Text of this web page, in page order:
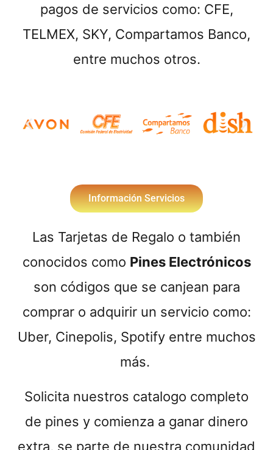
pagos de servicios como: CFE,
TELMEX, SKY, Compartamos Banco,
entre muchos otros.
Información Servicios
Las Tarjetas de Regalo o también
conocidos como Pines Electrónicos
son códigos que se canjean para
comprar o adquirir un servicio como:
Uber, Cinepolis, Spotify entre muchos
más.
Solicita nuestros catalogo completo
de pines y comienza a ganar dinero
extra, se parte de nuestra comunidad